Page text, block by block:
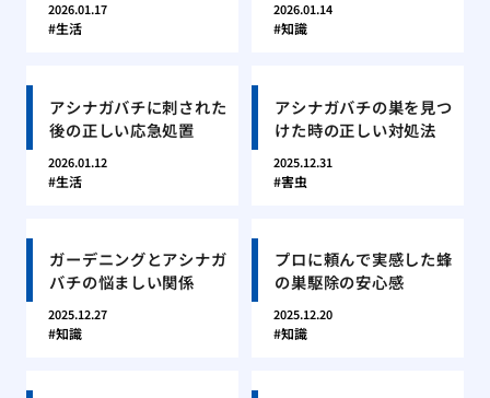
2026.01.17
生活
2026.01.14
知識
アシナガバチに刺された
後の正しい応急処置
2026.01.12
生活
アシナガバチの巣を見つ
けた時の正しい対処法
2025.12.31
害虫
ガーデニングとアシナガ
バチの悩ましい関係
2025.12.27
知識
プロに頼んで実感した蜂
の巣駆除の安心感
2025.12.20
知識